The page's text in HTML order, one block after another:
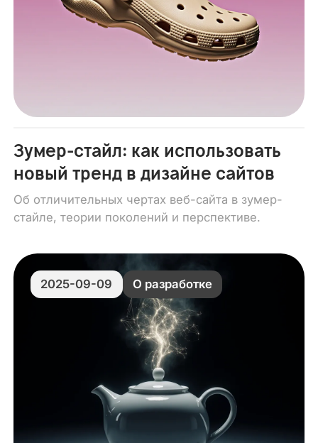
Зумер-стайл: как использовать
новый тренд в дизайне сайтов
Об отличительных чертах веб-сайта в зумер-
стайле, теории поколений и перспективе.
2025-09-09 О разработке